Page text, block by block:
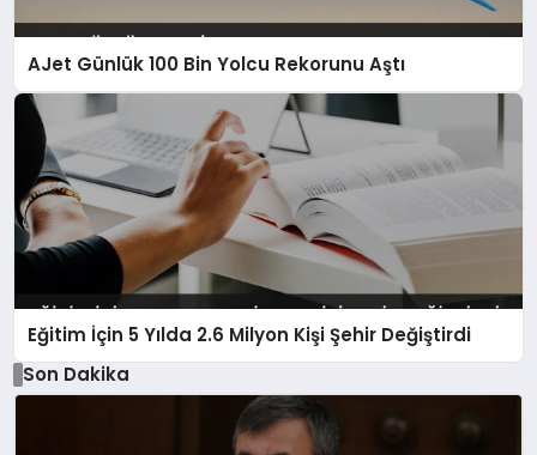
AJet Günlük 100 Bin Yolcu Rekorunu Aştı
Eğitim İçin 5 Yılda 2.6 Milyon Kişi Şehir Değiştirdi
Son Dakika